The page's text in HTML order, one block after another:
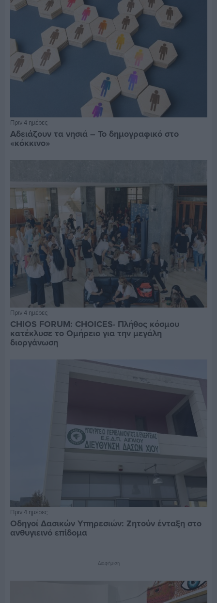
Πριν 4 ημέρες
Αδειάζουν τα νησιά – Το δημογραφικό στο
«κόκκινο»
Πριν 4 ημέρες
CHIOS FORUM: CHOICES- Πλήθος κόσμου
κατέκλυσε το Ομήρειο για την μεγάλη
διοργάνωση
Πριν 4 ημέρες
Οδηγοί Δασικών Υπηρεσιών: Ζητούν ένταξη στο
ανθυγιεινό επίδομα
Διαφήμιση